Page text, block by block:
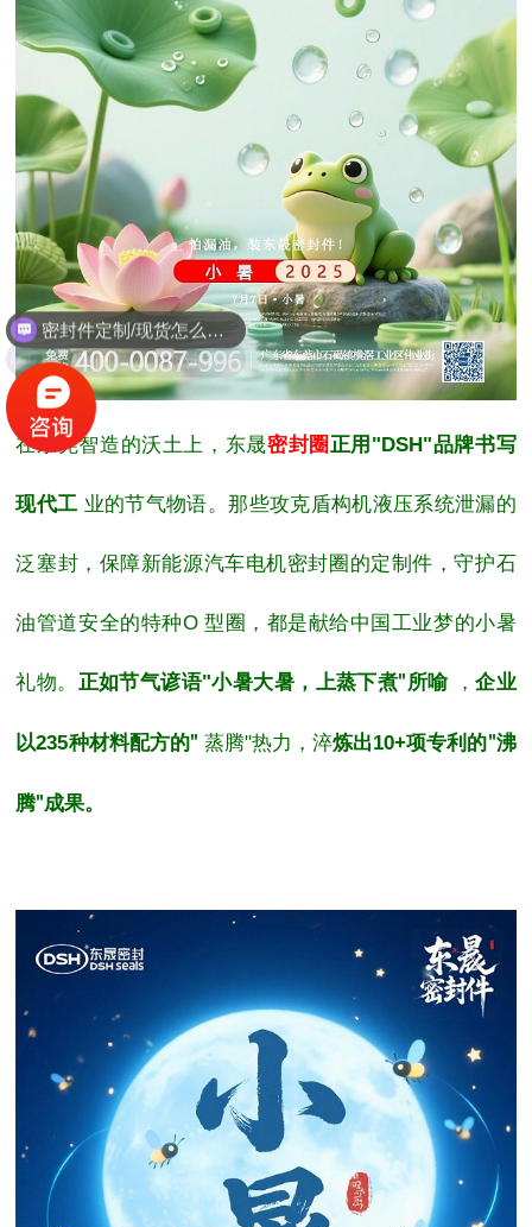
在东莞智造的沃土上， 东晟密封圈正用 "DSH"品牌书写
现代工 业的节气物语。那些攻克盾构机液压系统泄漏的
泛塞封，保障新能源汽车电机密封圈 的定制件，守护石
油管道安全的特种O型圈，都是献给中国工业梦的小暑
礼物。 正如节气谚语"小暑大暑，上蒸下煮"所喻 ，企业
以235种材料配方的" 蒸腾"热力，淬炼出10+项专利的"沸
腾"成果。
能定制耐高温耐腐蚀密封件吗？